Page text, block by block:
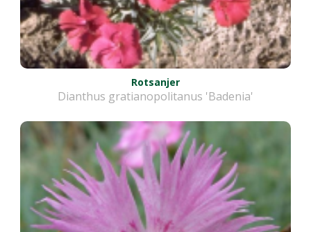
Rotsanjer
Dianthus gratianopolitanus 'Badenia'